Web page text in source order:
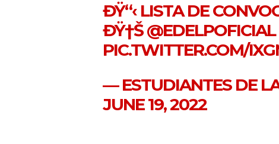
ÐŸ“‹ LISTA DE
ÐŸ†Š@EDELPOFICIAL
PIC.TWITTER.COM/
— ESTUDIANTES DE
JUNE 19, 2022